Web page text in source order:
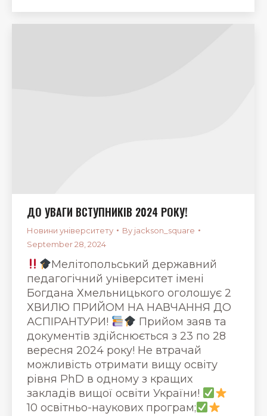
ДО УВАГИ ВСТУПНИКІВ 2024 РОКУ!
Новини університету By jackson_square
September 28, 2024
Мелітопольський державний
педагогічний університет імені
Богдана Хмельницького оголошує 2
ХВИЛЮ ПРИЙОМ НА НАВЧАННЯ ДО
АСПІРАНТУРИ!
Прийом заяв та
документів здійснюється з 23 по 28
вересня 2024 року! Не втрачай
можливість отримати вищу освіту
рівня PhD в одному з кращих
закладів вищої освіти України!
10 освітньо-наукових програм;